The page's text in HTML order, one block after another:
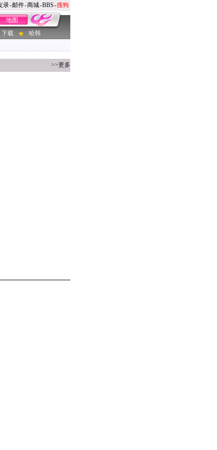
录-邮件-商城-BBS-搜狗
地图
下载
哈韩
>>更多